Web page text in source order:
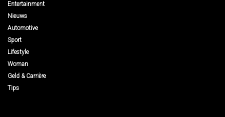
Entertainment
Nieuws
Automotive
Sport
Lifestyle
Woman
Geld & Carrière
Tips